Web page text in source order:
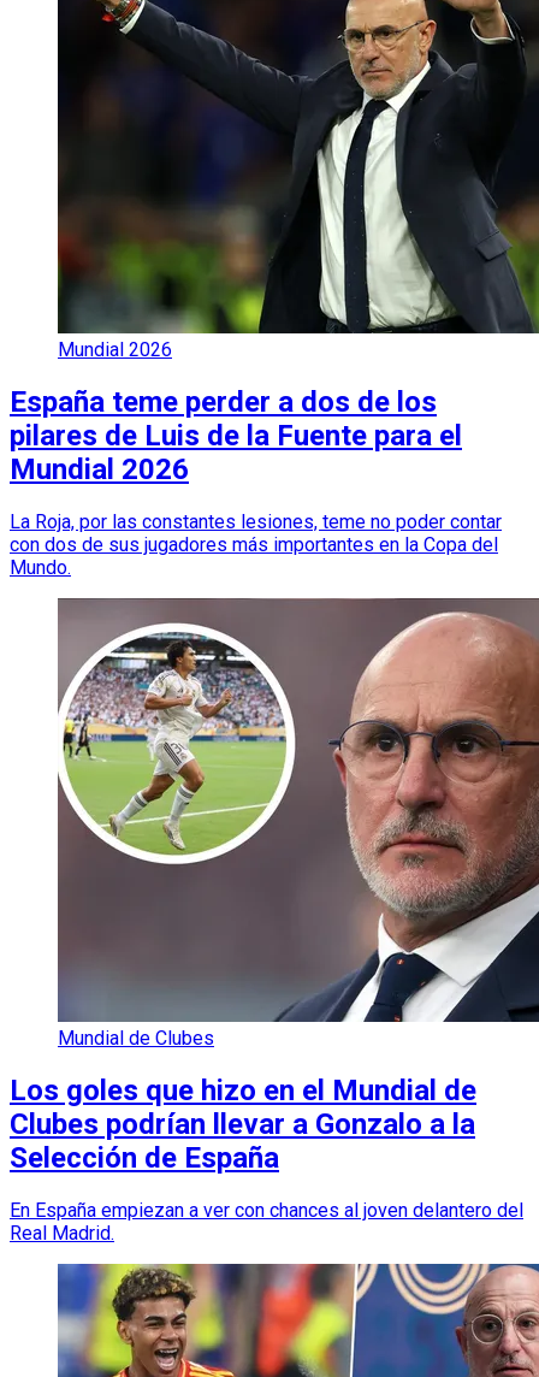
Mundial 2026
España teme perder a dos de los
pilares de Luis de la Fuente para el
Mundial 2026
La Roja, por las constantes lesiones, teme no poder contar
con dos de sus jugadores más importantes en la Copa del
Mundo.
Mundial de Clubes
Los goles que hizo en el Mundial de
Clubes podrían llevar a Gonzalo a la
Selección de España
En España empiezan a ver con chances al joven delantero del
Real Madrid.